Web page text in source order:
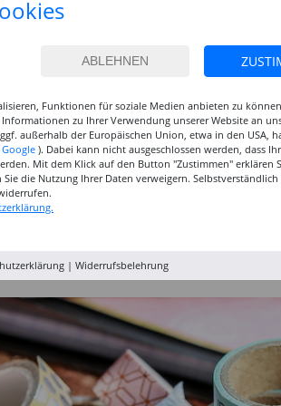
15,99 €
Funktionen für soziale Medien anbieten zu
zu Ihrer Verwendung unserer Website an
außerhalb der Europäischen Union, etwa in den USA,
). Dabei kann nicht ausgeschlossen werden, dass
Mit dem Klick auf den Button "Zustimmen" erklären
die Nutzung Ihrer Daten verweigern.
| Widerrufsbelehrung